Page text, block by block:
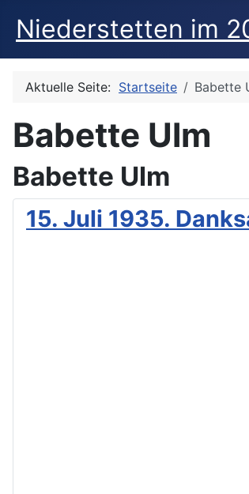
Niederstetten im
Aktuelle Seite: Startseite Babette
Babette Ulm
Babette Ulm
15. Juli 1935.